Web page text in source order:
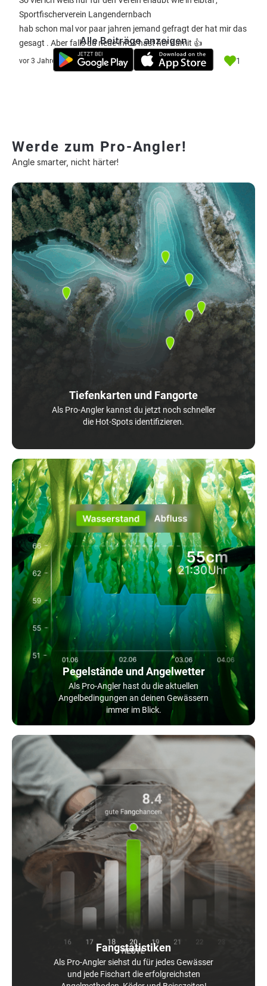
Sportfischerverein Langendernbach
hab schon mal vor paar jahren jemand gefragt der hat mir das
gesagt . Aber falls du neue infos hast her damit 👍
vor 3 Jahre 1
Alle Beiträge anzeigen
Werde zum Pro-Angler!
Angle smarter, nicht härter!
Tiefenkarten und Fangorte
Als Pro-Angler kannst du jetzt noch schneller
die Hot-Spots identifizieren.
Pegelstände und Angelwetter
Als Pro-Angler hast du die aktuellen
Angelbedingungen an deinen Gewässern
immer im Blick.
Fangstatistiken
Als Pro-Angler siehst du für jedes Gewässer
und jede Fischart die erfolgreichsten